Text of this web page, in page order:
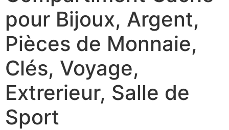
pour Bijoux, Argent,
Pièces de Monnaie,
Clés, Voyage,
Extrerieur, Salle de
Sport